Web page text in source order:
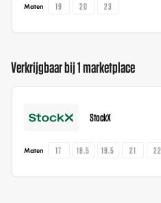
Maten 19 20 23
Verkrijgbaar bij 1 marketplace
StockX
Maten 17 18.5 19.5 21 22